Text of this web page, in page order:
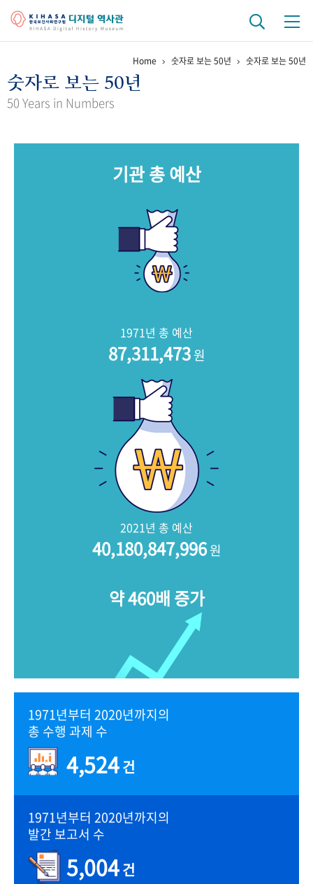
걸어온 길 기관 변천사 역대 기관장
키워드로 보는 연구 역사
문서 기록물 행정박물
Home 숫자로 보는 50년 숫자로 보는 50년
숫자로 보는 50년
50 Years in Numbers
기관 총 예산
1971년 총 예산
87,311,473원
2021년 총 예산
40,180,847,996원
약 460배 증가
1971년부터 2020년까지의
총 수행 과제 수
4,524건
1971년부터 2020년까지의
발간 보고서 수
5,004건